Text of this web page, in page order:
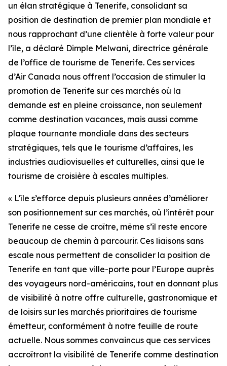
un élan stratégique à Tenerife, consolidant sa
position de destination de premier plan mondiale et
nous rapprochant d’une clientèle à forte valeur pour
l’île, a déclaré Dimple Melwani, directrice générale
de l’office de tourisme de Tenerife. Ces services
d’Air Canada nous offrent l’occasion de stimuler la
promotion de Tenerife sur ces marchés où la
demande est en pleine croissance, non seulement
comme destination vacances, mais aussi comme
plaque tournante mondiale dans des secteurs
stratégiques, tels que le tourisme d’affaires, les
industries audiovisuelles et culturelles, ainsi que le
tourisme de croisière à escales multiples.
« L’île s’efforce depuis plusieurs années d’améliorer
son positionnement sur ces marchés, où l’intérêt pour
Tenerife ne cesse de croître, même s’il reste encore
beaucoup de chemin à parcourir. Ces liaisons sans
escale nous permettent de consolider la position de
Tenerife en tant que ville-porte pour l’Europe auprès
des voyageurs nord-américains, tout en donnant plus
de visibilité à notre offre culturelle, gastronomique et
de loisirs sur les marchés prioritaires de tourisme
émetteur, conformément à notre feuille de route
actuelle. Nous sommes convaincus que ces services
accroîtront la visibilité de Tenerife comme destination